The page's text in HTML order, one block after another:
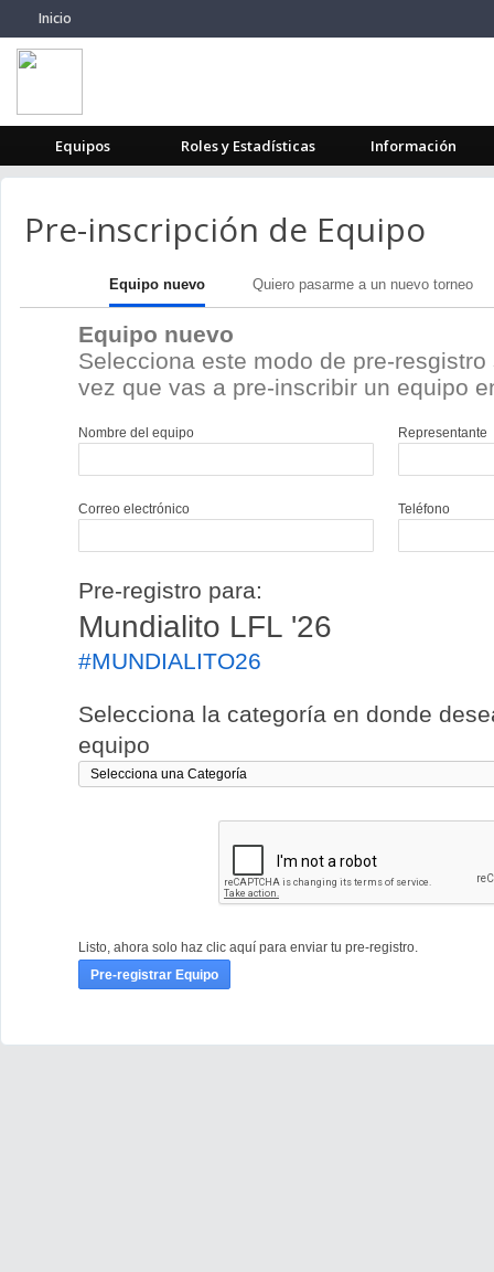
Inicio
Equipos Roles y Estadísticas Información
Pre-inscripción de Equipo
Equipo nuevo Quiero pasarme a un nuevo torneo
Equipo nuevo
Selecciona este modo de pre-
vez que vas a pre-inscribir un equipo
Nombre del equipo Representante
Correo electrónico Teléfono
Pre-registro para:
Mundialito LFL '26
#MUNDIALITO26
Selecciona la categoría en donde
equipo
Listo, ahora solo haz clic aquí para enviar tu pre-registro.
Pre-registrar Equipo